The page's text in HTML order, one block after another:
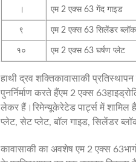
। एम 2 एक्स 63गेंद गाइड
९ एम 2 एक्स 63सिलेंडर ब्लॉक
१० एम 2 एक्स 63 घर्षण प्लेट
हाथी द्रव शक्तिकावासाकी
पुनर्निर्माण करते हैंएम 2 एक्स 63
लेकर हैं।रिमेन्यूकेरेटेड पार्ट्स में शामिल
प्लेट, सेट प्लेट, बॉल गाइड, सिलेंडर
कावासाकी का अवशेष एम 2 एक्स 63